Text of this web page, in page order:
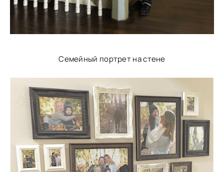
Семейный портрет на стене